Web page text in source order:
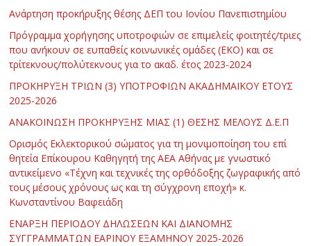
Ανάρτηση προκήρυξης θέσης ΔΕΠ του Ιονίου Πανεπιστημίου
Πρόγραμμα χορήγησης υποτροφιών σε επιμελείς φοιτητές/τριες
που ανήκουν σε ευπαθείς κοινωνικές ομάδες (ΕΚΟ) και σε
τρίτεκνους/πολύτεκνους για το ακαδ. έτος 2023-2024
ΠΡΟΚΗΡΥΞΗ ΤΡΙΩΝ (3) ΥΠΟΤΡΟΦΙΩΝ ΑΚΑΔΗΜΑΪΚΟΥ ΕΤΟΥΣ
2025-2026
ΑΝΑΚΟΙΝΩΣΗ ΠΡΟΚΗΡΥΞΗΣ ΜΙΑΣ (1) ΘΕΣΗΣ ΜΕΛΟΥΣ Δ.Ε.Π
Ορισμός Εκλεκτορικού σώματος για τη μονιμοποίηση του επί
θητεία Επίκουρου Καθηγητή της ΑΕΑ Αθήνας με γνωστικό
αντικείμενο «Τέχνη και τεχνικές της ορθόδοξης ζωγραφικής από
τους μέσους χρόνους ως και τη σύγχρονη εποχή» κ.
Κωνσταντίνου Βαφειάδη
ΕΝΑΡΞΗ ΠΕΡΙΟΔΟΥ ΔΗΛΩΣΕΩΝ ΚΑΙ ΔΙΑΝΟΜΗΣ
ΣΥΓΓΡΑΜΜΑΤΩΝ ΕΑΡΙΝΟΥ ΕΞΑΜΗΝΟΥ 2025-2026